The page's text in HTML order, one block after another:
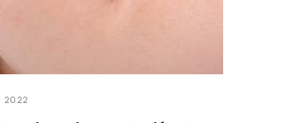
2022